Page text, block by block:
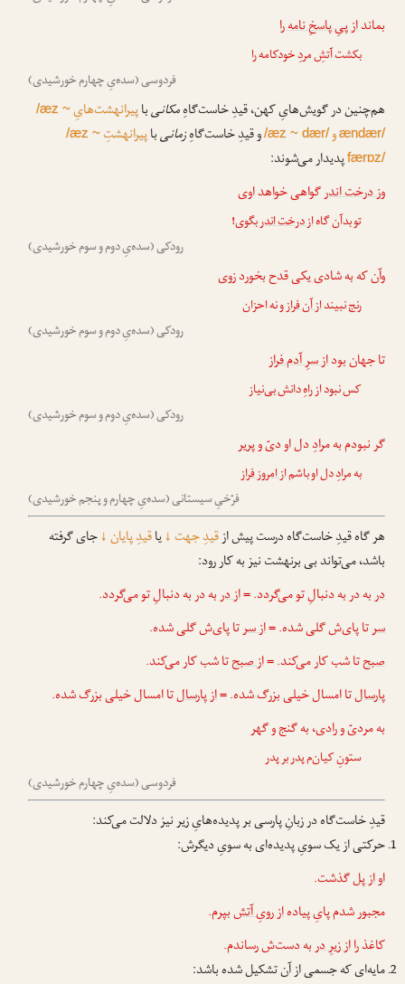
بمانداز پیِ پاسخِ نامه را
بکشت آتشِ مردِ خودکامه را
فردوسی (سده‌یِ چهارم خورشیدی)
هم‌چنین در گویش‌هایِ کهن، قیدِ خاست‌گاهِمکانیباپیرانهشت‌هایِ/æz ~
ændær/و/æz ~ dær/و قیدِ خاست‌گاهِزمانیباپیرانهشتِ /æz ~
færɒz/پدیدار می‌شوند:
وز درخت اندرگواهی خواهد اوی
تو بدآن گاهاز درخت اندربگوی!
رودکی (سده‌یِ دوم و سوم خورشیدی)
وآن که به شادی یکی قدح بخورد زوی
رنج نبینداز آن فرازو نه احزان
رودکی (سده‌یِ دوم و سوم خورشیدی)
تا جهان بوداز سرِ آدم فراز
کس نبود از راهِ دانش بی‌نیاز
رودکی (سده‌یِ دوم و سوم خورشیدی)
گر نبودم به مرادِ دل او دیّ و پریر
به مرادِ دل او باشماز امروز فراز
فرّخیِ سیستانی (سده‌یِ چهارم و پنجم خورشیدی)
هر گاه قیدِ خاست‌گاه درست پیش ازقیدِ جهت↓یاقیدِ پایان↓جای گرفته
باشد، می‌تواند بی برنهشت نیز به کار رود:
دربه در به دنبالِ تو می‌گردد. =از دربه در به دنبالِ تو می‌گردد.
سرتا پای‌ش گلی شده. =از سرتا پای‌ش گلی شده.
صبحتا شب کار می‌کند. =از صبحتا شب کار می‌کند.
پارسالتا امسال خیلی بزرگ شده. =از پارسالتا امسال خیلی بزرگ شده.
به مردیّ و رادی، به گنج و گهر
ستونِ کیان‌مپدربر پدر
فردوسی (سده‌یِ چهارم خورشیدی)
قیدِ خاست‌گاه در زبانِ پارسی بر پدیده‌هایِ زیر نیز دلالت می‌کند:
حرکتی از یک سویِ پدیده‌ای به سویِ دیگرش:
اواز پلگذشت.
مجبور شدم پایِ پیادهاز رویِ آتشبپرم.
کاغذ رااز زیرِ دربه دست‌ش رساندم.
مایه‌ای که جسمی از آن تشکیل شده باشد: